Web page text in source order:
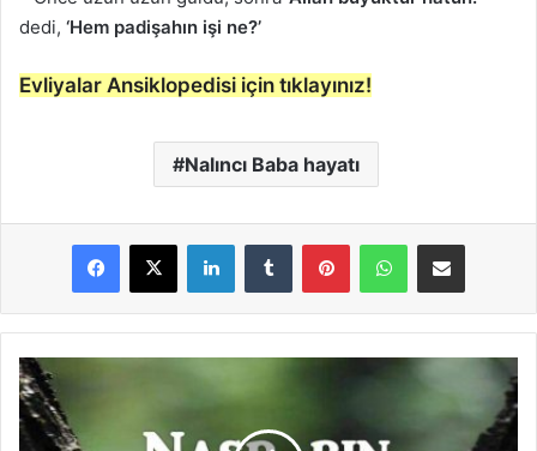
dedi, ‘Hem padişahın işi ne?’
Evliyalar Ansiklopedisi için tıklayınız!
Nalıncı Baba hayatı
N
a
s